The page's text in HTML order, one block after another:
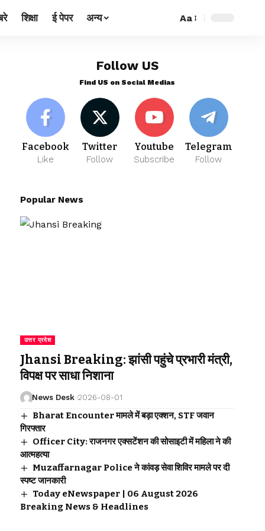
शिक्षा ई पेपर अन्य Aa
Follow US
Find US on Social Medias
Facebook
Like
Twitter
Follow
Youtube
Subscribe
Telegram
Follow
Popular News
उत्तर प्रदेश
Jhansi Breaking: झांसी पहुंचे प्रभारी मंत्री,
विपक्ष पर साधा निशाना
News Desk 2026-08-01
Bharat Encounter मामले में बड़ा एक्शन, STF जवान
गिरफ्तार
Officer City: राजनगर एक्सटेंशन की सोसाइटी में महिला ने की
आत्महत्या
Muzaffarnagar Police ने कांवड़ सेवा शिविर मामले पर दी
स्पष्ट जानकारी
Today eNewspaper | 06 August 2026
Breaking News & Headlines